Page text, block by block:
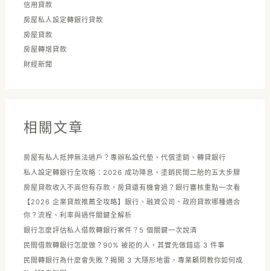
信用貸款
房屋私人設定轉銀行貸款
房屋貸款
房屋轉增貸款
財經新聞
相關文章
房屋有私人抵押無法過戶？專辦私設代墊、代償塗銷、轉貸銀行
私人設定轉銀行全攻略：2026 成功降息、塗銷民間二胎的五大步驟
房屋貸款收入不高但有存款，房貸還有機會過？銀行審核重點一次看
【2026 企業貸款推薦全攻略】銀行、融資公司、政府貸款哪種適合
你？流程、利率與過件關鍵全解析
銀行怎麼評估私人借款轉銀行案件？5 個關鍵一次說清
民間借款轉銀行怎麼做？90% 被拒的人，其實先做錯這 3 件事
民間轉銀行為什麼會失敗？揭開 3 大隱形地雷，專業顧問教你如何成